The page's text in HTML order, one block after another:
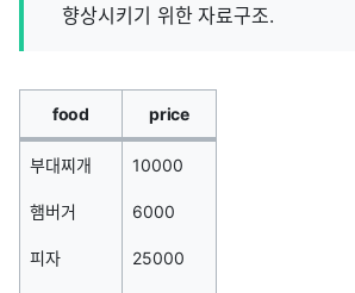
향상시키기 위한 자료구조.
food price
부대찌개 10000
햄버거 6000
피자 25000